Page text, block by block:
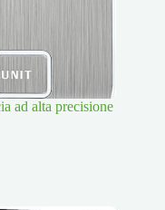
ad alta precisione